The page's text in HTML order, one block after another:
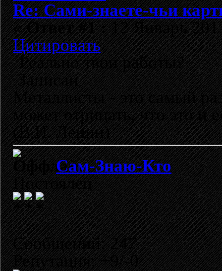
Re: Сами-знаете-чьи
«Ответ #1 :12 Январь
Цитировать
Реально твои работы?
Записан
Металлисты - это самый
может отрицать, что это и
(В.И. Ленин)
Сам-Знаю-Кто
Постоялец
Сообщений: 247
Репутация: +9/-0